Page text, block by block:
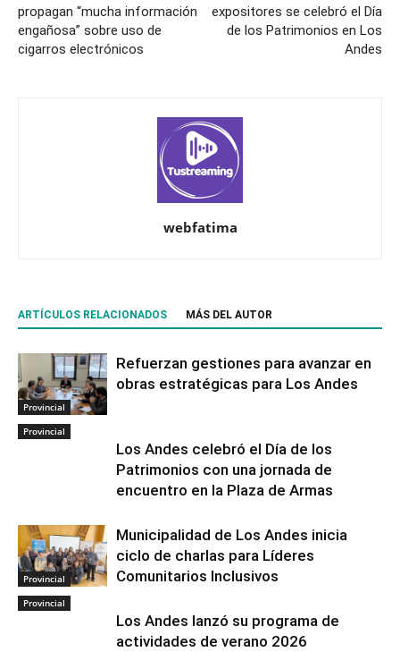
propagan “mucha información
engañosa” sobre uso de
cigarros electrónicos
expositores se celebró el Día
de los Patrimonios en Los
Andes
webfatima
ARTÍCULOS RELACIONADOS MÁS DEL AUTOR
Provincial
Refuerzan gestiones para avanzar en
obras estratégicas para Los Andes
Provincial
Los Andes celebró el Día de los
Patrimonios con una jornada de
encuentro en la Plaza de Armas
Provincial
Municipalidad de Los Andes inicia
ciclo de charlas para Líderes
Comunitarios Inclusivos
Provincial
Los Andes lanzó su programa de
actividades de verano 2026